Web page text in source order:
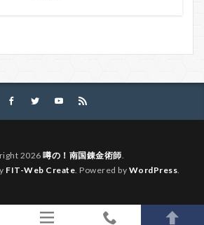
2026噂の！南国錬金術師.
FIT-Web Create. Powered by WordPress.